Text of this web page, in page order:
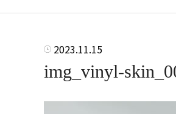
2023.11.15
img_vinyl-